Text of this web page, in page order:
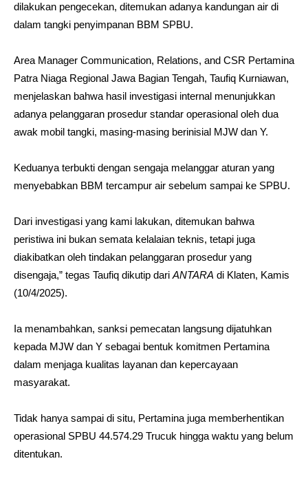
dilakukan pengecekan, ditemukan adanya kandungan air di
dalam tangki penyimpanan BBM SPBU.
Area Manager Communication, Relations, and CSR Pertamina
Patra Niaga Regional Jawa Bagian Tengah, Taufiq Kurniawan,
menjelaskan bahwa hasil investigasi internal menunjukkan
adanya pelanggaran prosedur standar operasional oleh dua
awak mobil tangki, masing-masing berinisial MJW dan Y.
Keduanya terbukti dengan sengaja melanggar aturan yang
menyebabkan BBM tercampur air sebelum sampai ke SPBU.
Dari investigasi yang kami lakukan, ditemukan bahwa
peristiwa ini bukan semata kelalaian teknis, tetapi juga
diakibatkan oleh tindakan pelanggaran prosedur yang
disengaja,” tegas Taufiq dikutip dari ANTARA di Klaten, Kamis
(10/4/2025).
Ia menambahkan, sanksi pemecatan langsung dijatuhkan
kepada MJW dan Y sebagai bentuk komitmen Pertamina
dalam menjaga kualitas layanan dan kepercayaan
masyarakat.
Tidak hanya sampai di situ, Pertamina juga memberhentikan
operasional SPBU 44.574.29 Trucuk hingga waktu yang belum
ditentukan.